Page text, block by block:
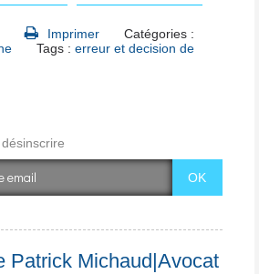
Imprimer
Catégories :
Tags :erreur et decision de
désinscrire
Patrick Michaud|Avocat